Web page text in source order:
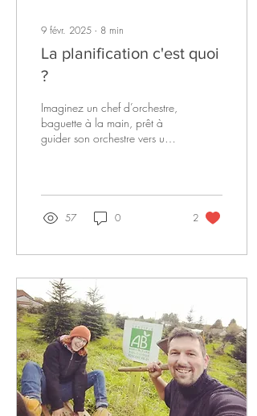
9 févr. 2025 ∙ 8 min
La planification c'est quoi
?
Imaginez un chef d’orchestre,
baguette à la main, prêt à
guider son orchestre vers une
57 0 2